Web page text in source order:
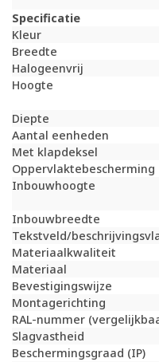
Specificatie
Kleur
Breedte
Halogeenvrij
Hoogte
Diepte
Aantal eenheden
Met klapdeksel
Oppervlaktebescherming
Inbouwhoogte
Inbouwbreedte
Tekstveld/
Materiaalkwaliteit
Materiaal
Bevestigingswijze
Montagerichting
RAL-nummer
Slagvastheid
Beschermingsgraad (IP)